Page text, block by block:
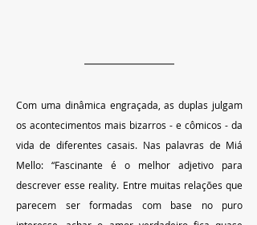
Com uma dinâmica engraçada, as duplas julgam
os acontecimentos mais bizarros - e cômicos - da
vida de diferentes casais. Nas palavras de Miá
Mello: “Fascinante é o melhor adjetivo para
descrever esse reality. Entre muitas relações que
parecem ser formadas com base no puro